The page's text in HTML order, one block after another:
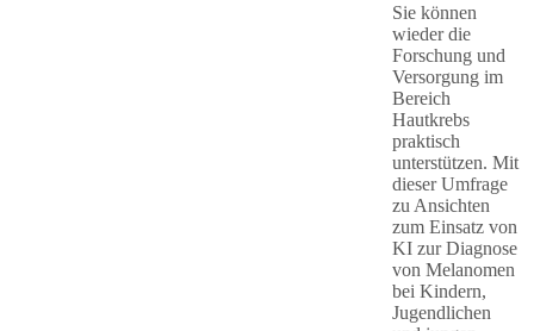
Sie können
wieder die
Forschung und
Versorgung im
Bereich
Hautkrebs
praktisch
unterstützen. Mit
dieser Umfrage
zu Ansichten
zum Einsatz von
KI zur Diagnose
von Melanomen
bei Kindern,
Jugendlichen